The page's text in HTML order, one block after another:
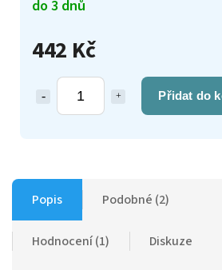
442 Kč
Přidat do
do 3 dnů
Popis Podobné (2)
Hodnocení (1) Diskuze